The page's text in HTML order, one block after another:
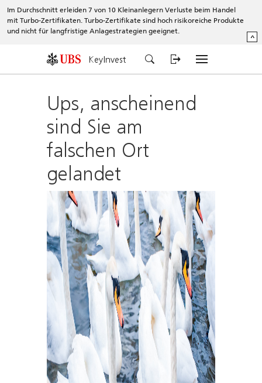
Im Durchschnitt erleiden 7 von 10 Kleinanlegern Verluste beim Handel
mit Turbo-Zertifikaten. Turbo-Zertifikate sind hoch risikoreiche Produkte
und nicht für langfristige Anlagestrategien geeignet.
^
KeyInvest
Ups, anscheinend
sind Sie am
falschen Ort
gelandet